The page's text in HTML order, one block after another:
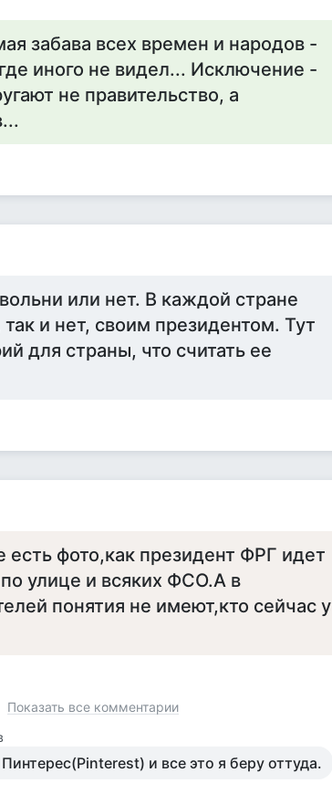
забава всех времен и народов -
иного не видел... Исключение -
не правительство, а
или нет. В каждой стране
и нет, своим президентом. Тут
для страны, что считать ее
есть фото,как президент ФРГ идет
улице и всяких ФСО.А в
понятия не имеют,кто сейчас у
Показать все комментарии
и все это я беру оттуда.